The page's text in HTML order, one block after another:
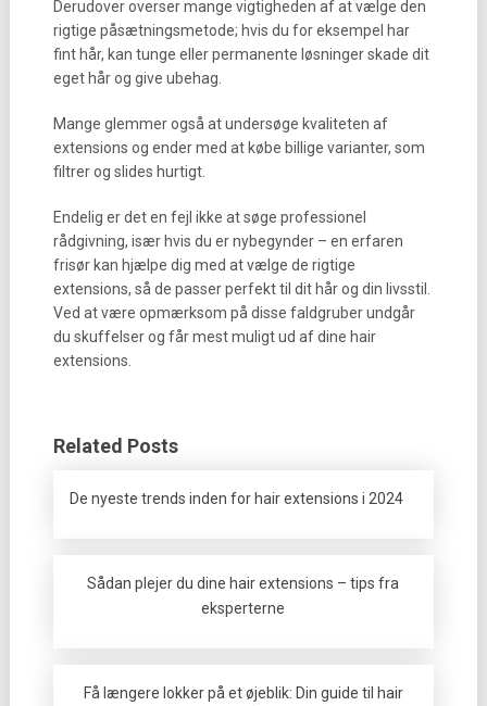
Derudover overser mange vigtigheden af at vælge den
rigtige påsætningsmetode; hvis du for eksempel har
fint hår, kan tunge eller permanente løsninger skade dit
eget hår og give ubehag.
Mange glemmer også at undersøge kvaliteten af
extensions og ender med at købe billige varianter, som
filtrer og slides hurtigt.
Endelig er det en fejl ikke at søge professionel
rådgivning, især hvis du er nybegynder – en erfaren
frisør kan hjælpe dig med at vælge de rigtige
extensions, så de passer perfekt til dit hår og din livsstil.
Ved at være opmærksom på disse faldgruber undgår
du skuffelser og får mest muligt ud af dine hair
extensions.
Related Posts
De nyeste trends inden for hair extensions i 2024
Sådan plejer du dine hair extensions – tips fra
eksperterne
Få længere lokker på et øjeblik: Din guide til hair